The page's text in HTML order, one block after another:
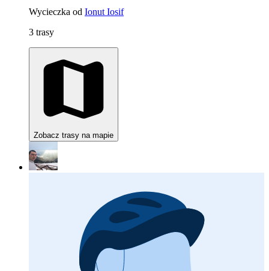
Wycieczka od Ionut Iosif
3 trasy
Zobacz trasy na mapie